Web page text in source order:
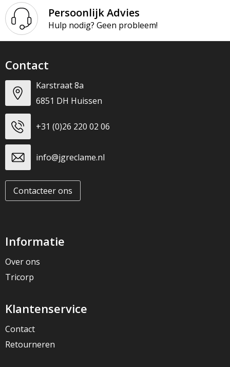
Persoonlijk Advies
Hulp nodig? Geen probleem!
Contact
Karstraat 8a
6851 DH Huissen
+31 (0)26 220 02 06
info@jgreclame.nl
Contacteer ons
Informatie
Over ons
Tricorp
Klantenservice
Contact
Retourneren